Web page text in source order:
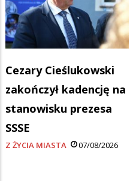
Cezary Cieślukowski
zakończył kadencję na
stanowisku prezesa
SSSE
Z ŻYCIA MIASTA 07/08/2026